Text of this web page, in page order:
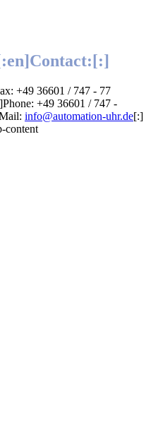
+49 36601 / 747 - 77
+49 36601 / 747 -
info@automation-uhr.de[:]
content